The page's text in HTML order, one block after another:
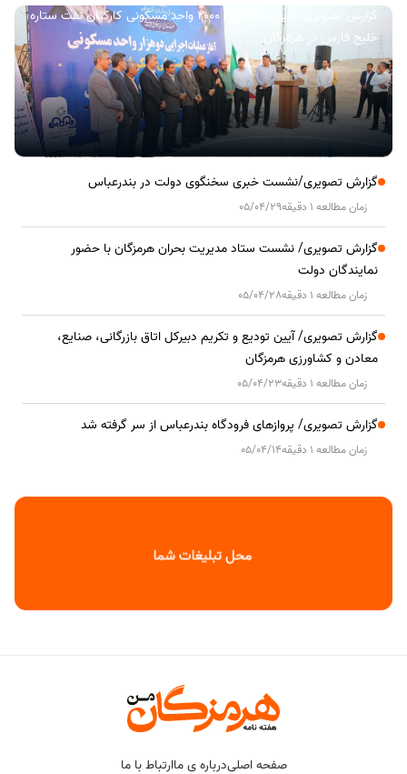
گزارش تصویری/ آیین کلنگ زنی ۲۰۰۰ واحد مسکونی کارکنان نفت ستاره
خلیج فارس در هرمزگان
گزارش تصویری/نشست خبری سخنگوی دولت در بندرعباس
زمان مطالعه 1 دقیقه 05/04/29
گزارش تصویری/ نشست ستاد مدیریت بحران هرمزگان با حضور
نمایندگان دولت
زمان مطالعه 1 دقیقه 05/04/28
گزارش تصویری/ آیین تودیع و تکریم دبیرکل اتاق بازرگانی، صنایع،
معادن و کشاورزی هرمزگان
زمان مطالعه 1 دقیقه 05/04/23
گزارش تصویری/ پروازهای فرودگاه بندرعباس از سر گرفته شد
زمان مطالعه 1 دقیقه 05/04/14
صفحه اصلیدرباره ی ماارتباط با ما